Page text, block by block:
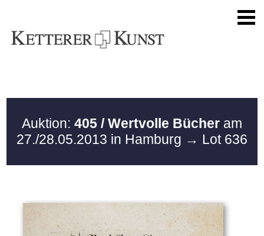
Auktion: 405 / Wertvolle Bücher am
27./28.05.2013 in Hamburg → Lot 636